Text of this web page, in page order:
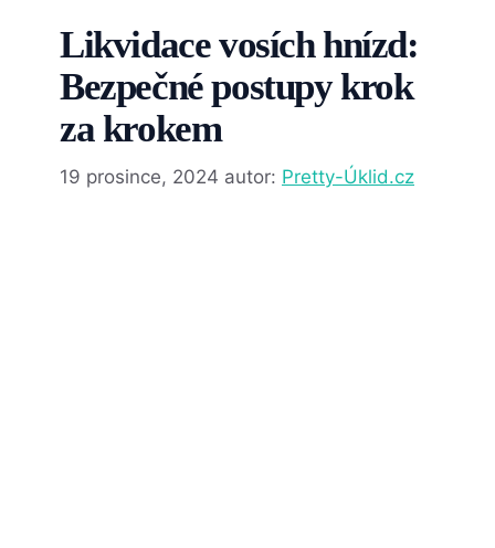
Likvidace vosích hnízd:
Bezpečné postupy krok
za krokem
19 prosince, 2024 autor: Pretty-Úklid.cz